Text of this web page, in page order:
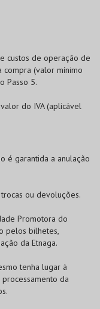
custos de operação de
compra (valor mínimo
Passo 5.
do IVA (aplicável
é garantida a anulação
ou devoluções.
Promotora do
pelos bilhetes,
da Etnaga.
tenha lugar à
da